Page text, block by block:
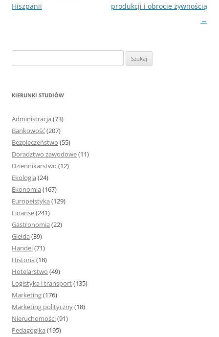
wpisu
Hiszpanii
produkcji i obrocie żywnością
→
z
KIERUNKI STUDIÓW
Administracja (73)
Bankowość(207)
Bezpieczeństwo (55)
Doradztwo zawodowe(11)
Dziennikarstwo (12)
Ekologia (24)
Ekonomia (167)
Europeistyka (129)
Finanse(241)
Gastronomia (22)
Giełda (39)
Handel(71)
Historia (18)
Hotelarstwo (49)
Logistyka i transport(135)
Marketing(176)
Marketing polityczny(18)
Nieruchomości(91)
Pedagogika (195)